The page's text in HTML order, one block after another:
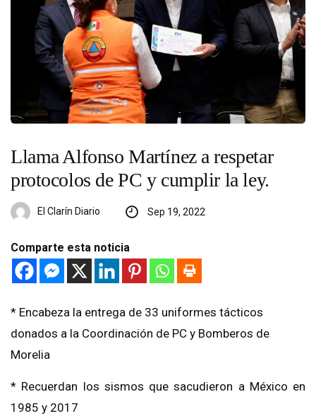
Llama Alfonso Martínez a respetar
protocolos de PC y cumplir la ley.
El Clarín Diario Sep 19, 2022
Comparte esta noticia
* Encabeza la entrega de 33 uniformes tácticos
donados a la Coordinación de PC y Bomberos de
Morelia
* Recuerdan los sismos que sacudieron a México en
1985 y 2017